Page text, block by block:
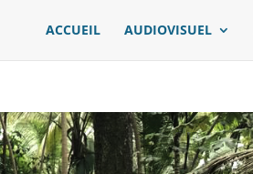
ACCUEIL AUDIOVISUEL